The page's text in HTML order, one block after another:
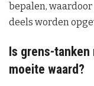
bepalen,
deels worden
Is grens-
moeite waard?